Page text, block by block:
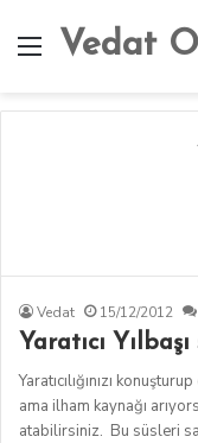
Menü
Vedat
Vedat 15/12/2012
Yaratıcı
Yaratıcılığınızı
ama ilham kaynağı
atabilirsiniz. Bu süsleri